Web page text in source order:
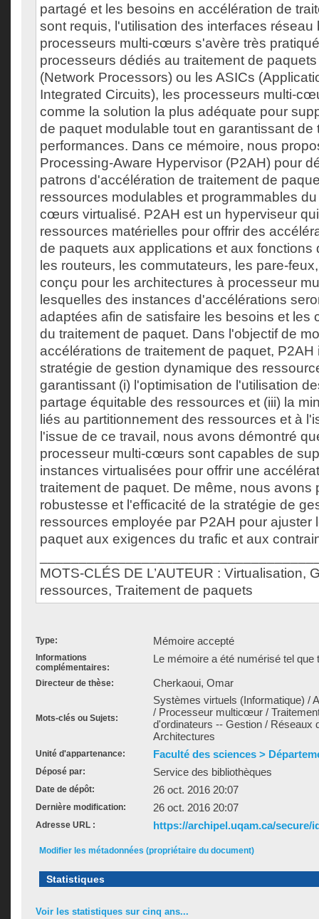
partagé et les besoins en accélération de
sont requis, l'utilisation des interfaces réseau
processeurs multi-cœurs s'avère très
processeurs dédiés au traitement de
(Network Processors) ou les ASICs
Integrated Circuits), les processeurs multi-
comme la solution la plus adéquate pour
de paquet modulable tout en garantissant de
performances. Dans ce mémoire, nous
Processing-Aware Hypervisor (P2AH) pour
patrons d'accélération de traitement de
ressources modulables et programmables
cœurs virtualisé. P2AH est un hyperviseur
ressources matérielles pour offrir des
de paquets aux applications et aux fonctions
les routeurs, les commutateurs, les pare-
conçu pour les architectures à processeur
lesquelles des instances d'accélérations
adaptées afin de satisfaire les besoins et les
du traitement de paquet. Dans l'objectif de
accélérations de traitement de paquet, P2AH
stratégie de gestion dynamique des
garantissant (i) l'optimisation de l'utilisation
partage équitable des ressources et (iii) la
liés au partitionnement des ressources et à
l'issue de ce travail, nous avons démontré
processeur multi-cœurs sont capables de
instances virtualisées pour offrir une
traitement de paquet. De même, nous avons
robustesse et l'efficacité de la stratégie de
ressources employée par P2AH pour ajuster
paquet aux exigences du trafic et aux
MOTS-CLÉS DE L’AUTEUR : Virtualisation,
ressources, Traitement de paquets
Type: Mémoire accepté
Informations
complémentaires:
Le mémoire a été numérisé tel que
Directeur de thèse: Cherkaoui, Omar
Mots-clés ou Sujets:
Systèmes virtuels (Informatique) /
/ Processeur multicœur /
d'ordinateurs -- Gestion / Réseaux
Architectures
Unité d'appartenance: Faculté des sciences >
Déposé par: Service des bibliothèques
Date de dépôt: 26 oct. 2016 20:07
Dernière modification: 26 oct. 2016 20:07
Adresse URL : https://archipel.uqam.ca/secure/
Modifier les métadonnées (propriétaire du document)
Statistiques
Voir les statistiques sur cinq ans...